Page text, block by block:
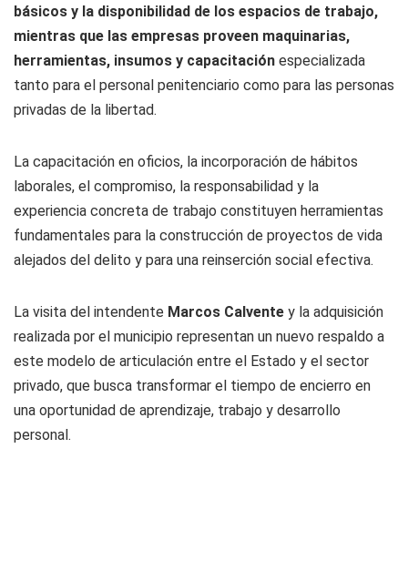
básicos y la disponibilidad de los espacios de trabajo,
mientras que las empresas proveen maquinarias,
herramientas, insumos y capacitación especializada
tanto para el personal penitenciario como para las personas
privadas de la libertad.
La capacitación en oficios, la incorporación de hábitos
laborales, el compromiso, la responsabilidad y la
experiencia concreta de trabajo constituyen herramientas
fundamentales para la construcción de proyectos de vida
alejados del delito y para una reinserción social efectiva.
La visita del intendente Marcos Calvente y la adquisición
realizada por el municipio representan un nuevo respaldo a
este modelo de articulación entre el Estado y el sector
privado, que busca transformar el tiempo de encierro en
una oportunidad de aprendizaje, trabajo y desarrollo
personal.